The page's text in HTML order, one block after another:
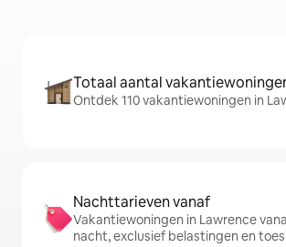
Totaal aantal
Ontdek 110 vakantiewoningen in
Nachttarieven vanaf
Vakantiewoningen in Lawrence
nacht, exclusief belastingen en